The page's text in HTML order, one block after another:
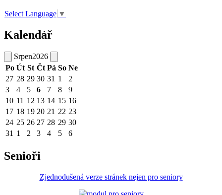
Select Language ▼
Kalendář
Srpen2026
Po Út St Čt Pá So Ne
27 28 29 30 31 1
2
3
4 5 6 7 8
9
10 11 12 13 14 15 16
17 18 19 20 21 22 23
24 25 26 27 28 29 30
31 1 2 3 4 5 6
Senioři
Zjednodušená verze stránek nejen pro seniory